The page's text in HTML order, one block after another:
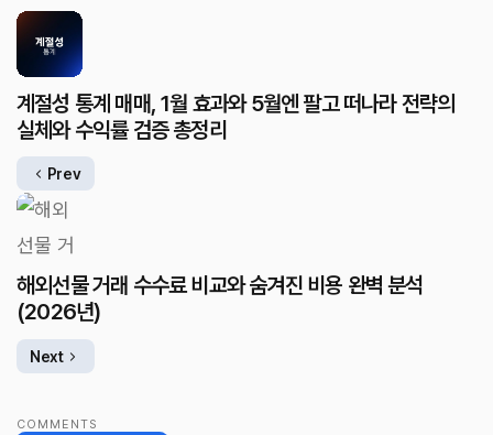
계절성 통계 매매, 1월 효과와 5월엔 팔고 떠나라 전략의
실체와 수익률 검증 총정리
Prev
해외선물 거래 수수료 비교와 숨겨진 비용 완벽 분석
(2026년)
Next
COMMENTS